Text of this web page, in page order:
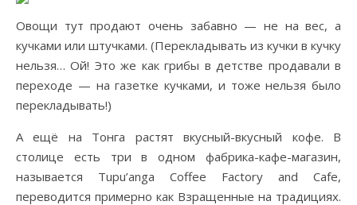
Овощи тут продают очень забавно — не на вес, а
кучками или штучками. (Перекладывать из кучки в кучку
нельзя… Ой! Это же как грибы в детстве продавали в
переходе — на газетке кучками, и тоже нельзя было
перекладывать!)
А ещё на Тонга растят вкусный-вкусный кофе. В
столице есть три в одном фабрика-кафе-магазин,
называется Tupu’anga Coffee Factory and Cafe,
переводится примерно как Взращенные на традициях.